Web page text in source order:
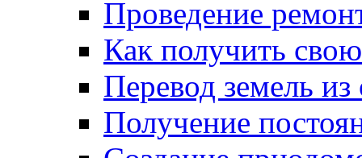
Проведение
Как получить
Перевод земель
Получение